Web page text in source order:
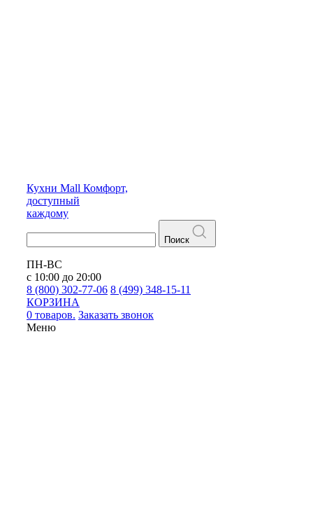
Кухни Mall Комфорт,
доступный
каждому
Поиск
ПН-ВС
с 10:00 до 20:00
8 (800) 302-77-06 8 (499) 348-15-11
КОРЗИНА
0 товаров. Заказать звонок
Меню